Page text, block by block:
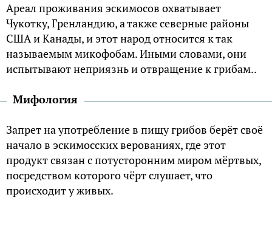
Ареал проживания эскимосов охватывает
Чукотку, Гренландию, а также северные районы
США и Канады, и этот народ относится к так
называемым микофобам. Иными словами, они
испытывают неприязнь и отвращение к грибам..
Мифология
Запрет на употребление в пищу грибов берёт своё
начало в эскимосских верованиях, где этот
продукт связан с потусторонним миром мёртвых,
посредством которого чёрт слушает, что
происходит у живых.